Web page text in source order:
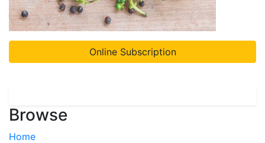
Online Subscription
Browse
Home